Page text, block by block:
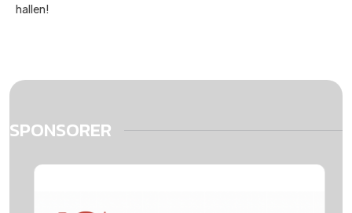
hallen!
SPONSORER